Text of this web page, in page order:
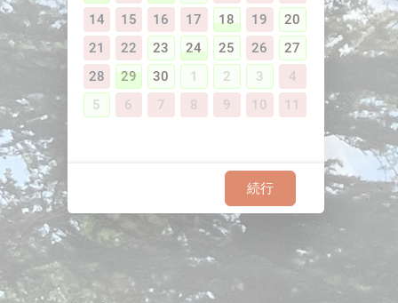
14
15 16 17 18 19
20
21
22 23 24 25 26
27
28
29 30 1 2 3
4
5
6 7 8 9 10 11
続行